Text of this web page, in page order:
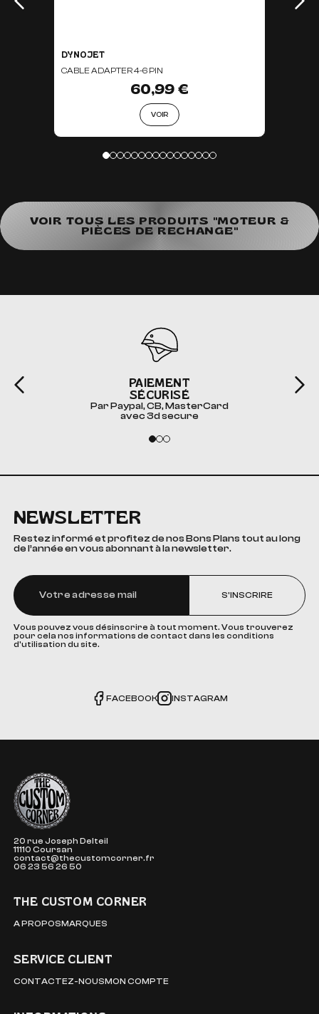
DYNOJET
CABLE ADAPTER 4-6 PIN
60,99 €
VOIR
VOIR TOUS LES PRODUITS "MOTEUR &
PIÈCES DE RECHANGE"
PAIEMENT
SÉCURISÉ
Par Paypal, CB, MasterCard
avec 3d secure
NEWSLETTER
Restez informé et profitez de nos Bons Plans tout au long
de l’année en vous abonnant à la newsletter.
S'INSCRIRE
Vous pouvez vous désinscrire à tout moment. Vous trouverez
pour cela nos informations de contact dans les conditions
d'utilisation du site.
FACEBOOK INSTAGRAM
The Custom Corner
20 rue Joseph Delteil
11110 Coursan
contact@thecustomcorner.fr
06 23 56 26 50
THE CUSTOM CORNER
A PROPOSMARQUES
SERVICE CLIENT
CONTACTEZ-NOUSMON COMPTE